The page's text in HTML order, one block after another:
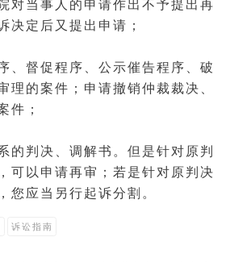
对当事人的申请作出不予提出再
决定后又提出申请；
、督促程序、公示催告程序、破
理的案件 ；申请撤销仲裁裁决
件；
的判决、调解书 。但是针对原判
可以申请再审；若是针对原判决
您应当另行起诉分割。
诉讼指南